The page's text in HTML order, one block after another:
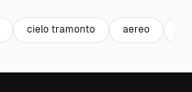
cielo tramonto aereo